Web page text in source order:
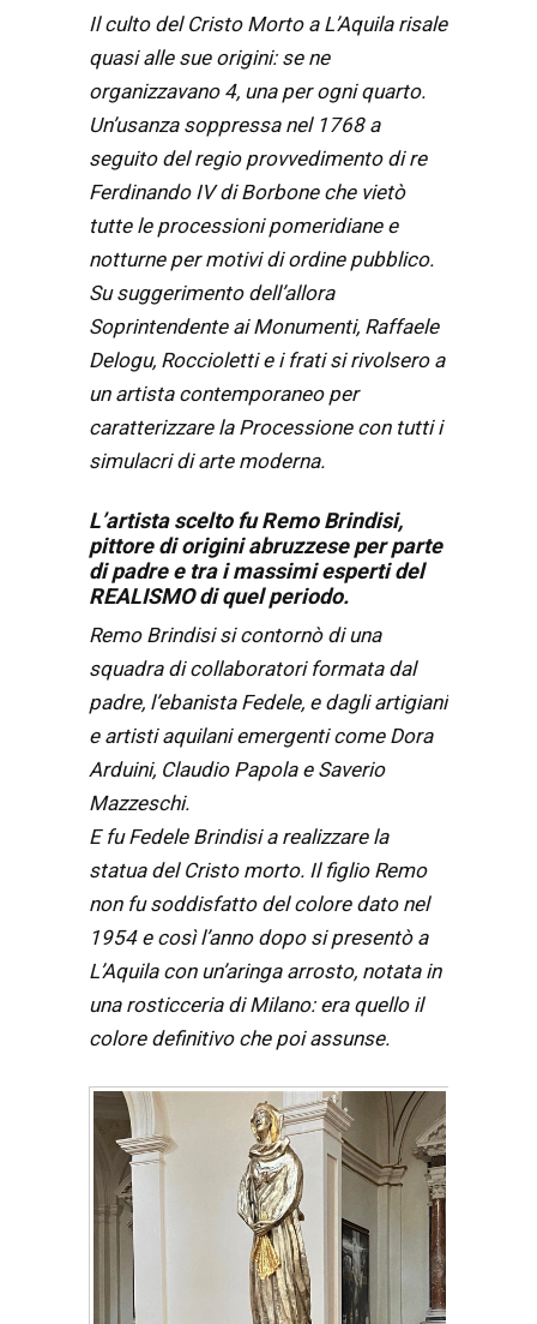
Il culto del Cristo Morto a L’Aquila risale
quasi alle sue origini: se ne
organizzavano 4, una per ogni quarto.
Un’usanza soppressa nel 1768 a
seguito del regio provvedimento di re
Ferdinando IV di Borbone che vietò
tutte le processioni pomeridiane e
notturne per motivi di ordine pubblico.
Su suggerimento dell’allora
Soprintendente ai Monumenti, Raffaele
Delogu, Roccioletti e i frati si rivolsero a
un artista contemporaneo per
caratterizzare la Processione con tutti i
simulacri di arte moderna.
L’artista scelto fu Remo Brindisi,
pittore di origini abruzzese per parte
di padre e tra i massimi esperti del
REALISMO di quel periodo.
Remo Brindisi si contornò di una
squadra di collaboratori formata dal
padre, l’ebanista Fedele, e dagli artigiani
e artisti aquilani emergenti come Dora
Arduini, Claudio Papola e Saverio
Mazzeschi.
E fu Fedele Brindisi a realizzare la
statua del Cristo morto. Il figlio Remo
non fu soddisfatto del colore dato nel
1954 e così l’anno dopo si presentò a
L’Aquila con un’aringa arrosto, notata in
una rosticceria di Milano: era quello il
colore definitivo che poi assunse.